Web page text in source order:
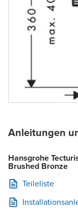
Anleitungen
Hansgrohe
Brushed Bronze
Teileliste